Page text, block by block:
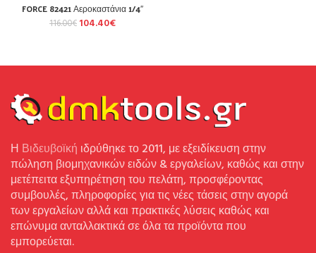
FORCE 82421 Αεροκαστάνια 1/4″
116.00€ 104.40€
Η Βιδευβοϊκή ιδρύθηκε το 2011, με εξειδίκευση στην
πώληση βιομηχανικών ειδών & εργαλείων, καθώς και στην
μετέπειτα εξυπηρέτηση του πελάτη, προσφέροντας
συμβουλές, πληροφορίες για τις νέες τάσεις στην αγορά
των εργαλείων αλλά και πρακτικές λύσεις καθώς και
επώνυμα ανταλλακτικά σε όλα τα προϊόντα που
εμπορεύεται.